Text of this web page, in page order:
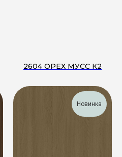
2604 ОРЕХ МУСС К2
Новинка